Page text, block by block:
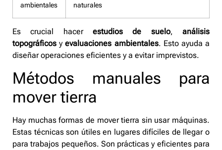
ambientales
naturales
Es crucial hacer estudios de suelo,análisis
topográficos yevaluaciones ambientales. Esto ayuda a
diseñar operaciones eficientes y a evitar imprevistos.
Métodos manuales para
mover tierra
Hay muchas formas de mover tierra sin usar máquinas.
Estas técnicas son útiles en lugares difíciles de llegar o
para trabajos pequeños. Son prácticas y eficientes para